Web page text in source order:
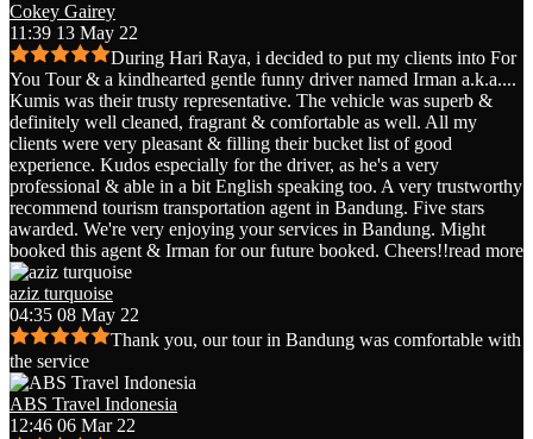
Cokey Gairey
11:39 13 May 22
During Hari Raya, i decided to put my clients into For
You Tour & a kindhearted gentle funny driver named Irman a.k.a....
Kumis was their trusty representative. The vehicle was superb &
definitely well cleaned, fragrant & comfortable as well. All my
clients were very pleasant & filling their bucket list of good
experience. Kudos especially for the driver, as he's a very
professional & able in a bit English speaking too. A very trustworthy
recommend tourism transportation agent in Bandung. Five stars
awarded. We're very enjoying your services in Bandung. Might
booked this agent & Irman for our future booked. Cheers!!read more
aziz turquoise
04:35 08 May 22
Thank you, our tour in Bandung was comfortable with
the service
ABS Travel Indonesia
12:46 06 Mar 22